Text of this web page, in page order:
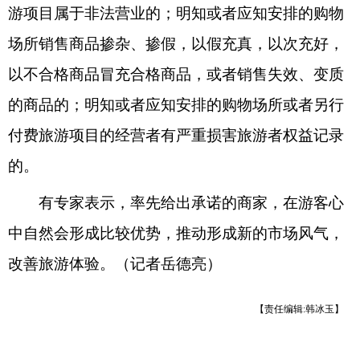
游项目属于非法营业的；明知或者应知安排的购物
场所销售商品掺杂、掺假，以假充真，以次充好，
以不合格商品冒充合格商品，或者销售失效、变质
的商品的；明知或者应知安排的购物场所或者另行
付费旅游项目的经营者有严重损害旅游者权益记录
的。
有专家表示，率先给出承诺的商家，在游客心
中自然会形成比较优势，推动形成新的市场风气，
改善旅游体验。（记者岳德亮）
【责任编辑:韩冰玉】